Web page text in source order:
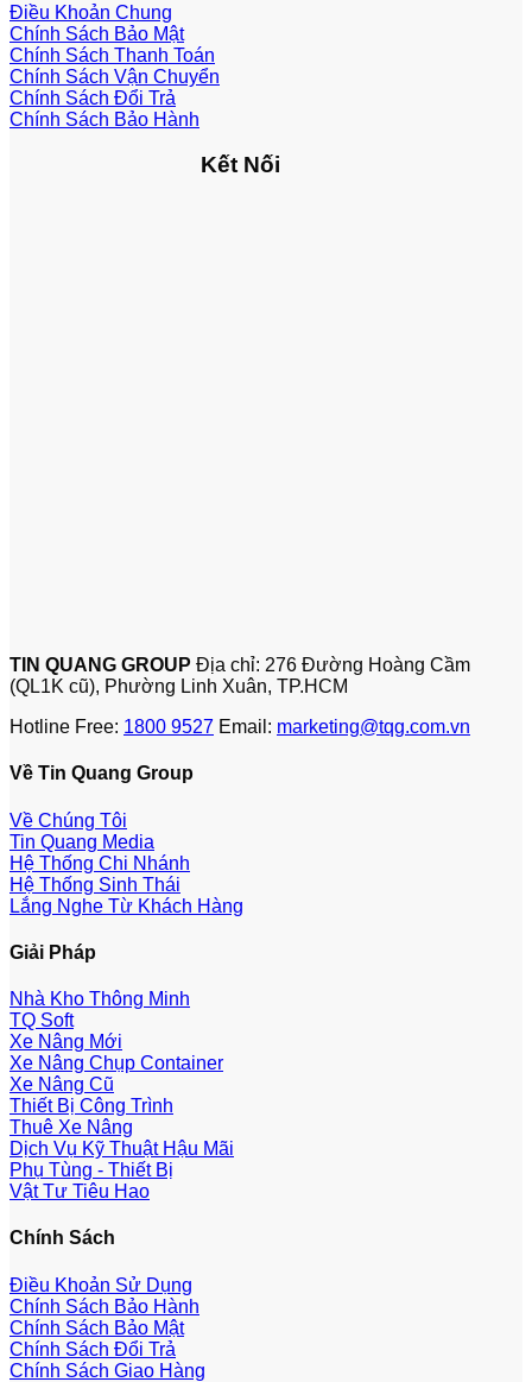
Điều Khoản Chung
Chính Sách Bảo Mật
Chính Sách Thanh Toán
Chính Sách Vận Chuyển
Chính Sách Đổi Trả
Chính Sách Bảo Hành
Kết Nối
TIN QUANG GROUP Địa chỉ: 276 Đường Hoàng Cầm
(QL1K cũ), Phường Linh Xuân, TP.HCM
Hotline Free: 1800 9527 Email: marketing@tqg.com.vn
Về Tin Quang Group
Về Chúng Tôi
Tin Quang Media
Hệ Thống Chi Nhánh
Hệ Thống Sinh Thái
Lắng Nghe Từ Khách Hàng
Giải Pháp
Nhà Kho Thông Minh
TQ Soft
Xe Nâng Mới
Xe Nâng Chụp Container
Xe Nâng Cũ
Thiết Bị Công Trình
Thuê Xe Nâng
Dịch Vụ Kỹ Thuật Hậu Mãi
Phụ Tùng - Thiết Bị
Vật Tư Tiêu Hao
Chính Sách
Điều Khoản Sử Dụng
Chính Sách Bảo Hành
Chính Sách Bảo Mật
Chính Sách Đổi Trả
Chính Sách Giao Hàng